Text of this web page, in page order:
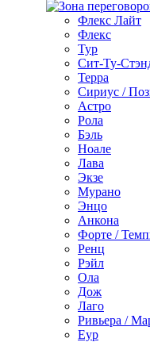
Флекс Лайт
Флекс
Тур
Сит-Ту-
Терра
Сириус /
Астро
Рола
Бэль
Ноале
Лава
Экзе
Мурано
Энцо
Анкона
Форте /
Ренц
Рэйл
Ола
Дож
Лаго
Ривьера /
Еур